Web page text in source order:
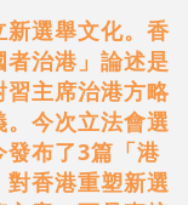
選舉文化。香
治港」論述是
主席治港方略
今次立法會選
布了3篇「港
香港重塑新選